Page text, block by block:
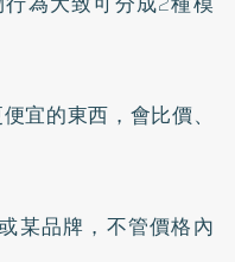
宜的東西，會比價、
某品牌，不管價格內